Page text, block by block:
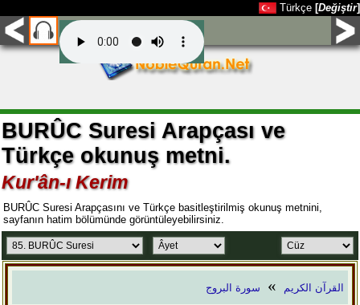
Türkçe [Değiştir]
BURÛC Suresi Arapçası ve
Türkçe okunuş metni.
Kur'ân-ı Kerim
BURÛC Suresi Arapçasını ve Türkçe basitleştirilmiş okunuş metnini,
sayfanın hatim bölümünde görüntüleyebilirsiniz.
القرآن الكريم » سورة البروج